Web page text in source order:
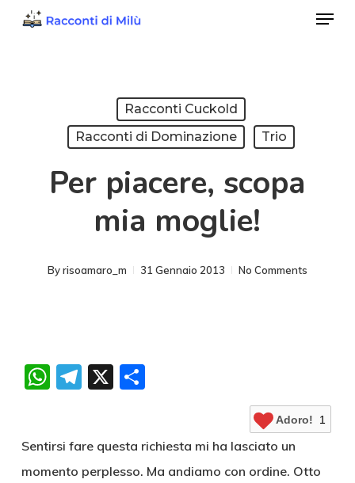
Menu
Racconti Cuckold
Racconti di Dominazione
Trio
Per piacere, scopa
mia moglie!
Byrisoamaro_m 31 Gennaio 2013 No Comments
WhatsApp
Telegram
X Condividi
Adoro! 1
Sentirsi fare questa richiesta mi ha lasciato un
momento perplesso. Ma andiamo con ordine. Otto